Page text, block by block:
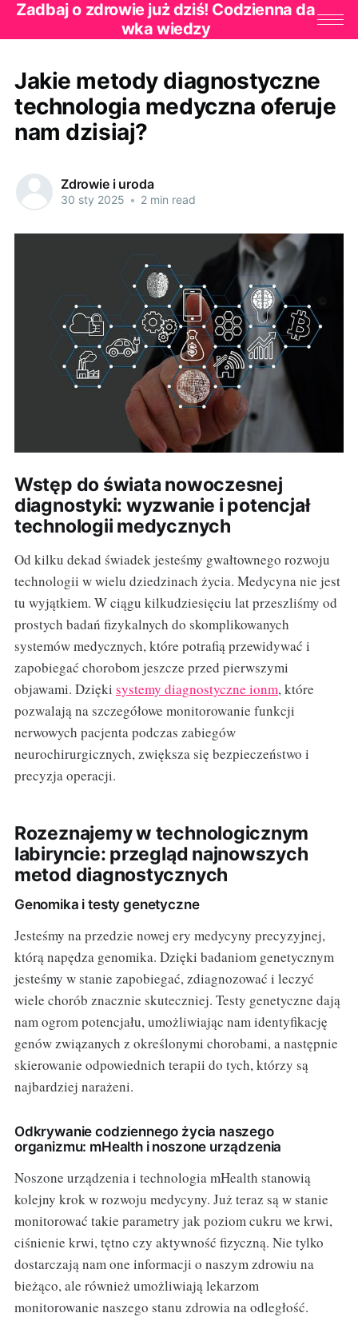
Zadbaj o zdrowie już dziś! Codzienna da
wka wiedzy
Jakie metody diagnostyczne
technologia medyczna oferuje
nam dzisiaj?
Zdrowie i uroda
30 sty 2025 • 2 min read
Wstęp do świata nowoczesnej
diagnostyki: wyzwanie i potencjał
technologii medycznych
Od kilku dekad świadek jesteśmy gwałtownego rozwoju
technologii w wielu dziedzinach życia. Medycyna nie jest
tu wyjątkiem. W ciągu kilkudziesięciu lat przeszliśmy od
prostych badań fizykalnych do skomplikowanych
systemów medycznych, które potrafią przewidywać i
zapobiegać chorobom jeszcze przed pierwszymi
objawami. Dzięki systemy diagnostyczne ionm, które
pozwalają na szczegółowe monitorowanie funkcji
nerwowych pacjenta podczas zabiegów
neurochirurgicznych, zwiększa się bezpieczeństwo i
precyzja operacji.
Rozeznajemy w technologicznym
labiryncie: przegląd najnowszych
metod diagnostycznych
Genomika i testy genetyczne
Jesteśmy na przedzie nowej ery medycyny precyzyjnej,
którą napędza genomika. Dzięki badaniom genetycznym
jesteśmy w stanie zapobiegać, zdiagnozować i leczyć
wiele chorób znacznie skuteczniej. Testy genetyczne dają
nam ogrom potencjału, umożliwiając nam identyfikację
genów związanych z określonymi chorobami, a następnie
skierowanie odpowiednich terapii do tych, którzy są
najbardziej narażeni.
Odkrywanie codziennego życia naszego
organizmu: mHealth i noszone urządzenia
Noszone urządzenia i technologia mHealth stanowią
kolejny krok w rozwoju medycyny. Już teraz są w stanie
monitorować takie parametry jak poziom cukru we krwi,
ciśnienie krwi, tętno czy aktywność fizyczną. Nie tylko
dostarczają nam one informacji o naszym zdrowiu na
bieżąco, ale również umożliwiają lekarzom
monitorowanie naszego stanu zdrowia na odległość.